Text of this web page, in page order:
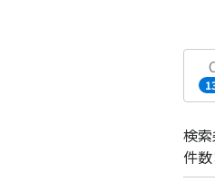
検索
件数